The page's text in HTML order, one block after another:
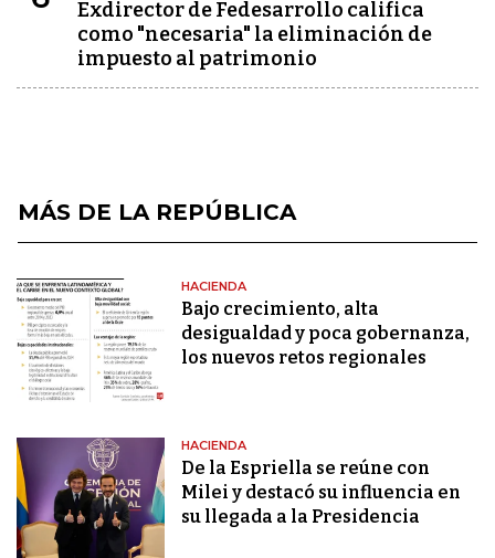
Exdirector de Fedesarrollo califica
como "necesaria" la eliminación de
impuesto al patrimonio
MÁS DE LA REPÚBLICA
HACIENDA
Bajo crecimiento, alta
desigualdad y poca gobernanza,
los nuevos retos regionales
HACIENDA
De la Espriella se reúne con
Milei y destacó su influencia en
su llegada a la Presidencia